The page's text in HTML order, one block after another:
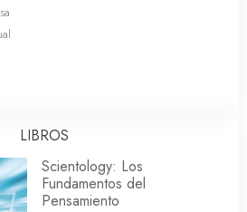
LIBROS
Scientology: Los
Fundamentos del
Pensamiento